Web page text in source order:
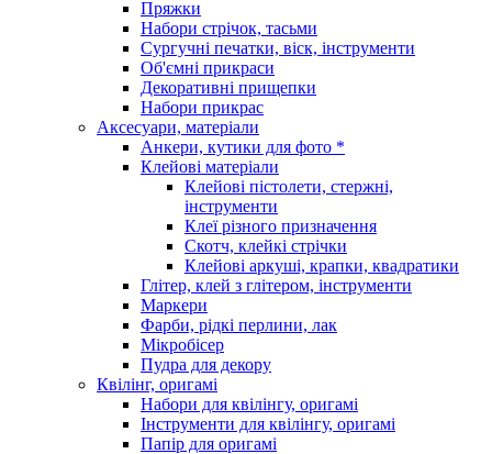
Пряжки
Набори стрічок, тасьми
Сургучні печатки, віск, інструменти
Об'ємні прикраси
Декоративні прищепки
Набори прикрас
Аксесуари, матеріали
Анкери, кутики для фото *
Клейові матеріали
Клейові пістолети, стержні,
інструменти
Клеї різного призначення
Скотч, клейкі стрічки
Клейові аркуші, крапки, квадратики
Глітер, клей з глітером, інструменти
Маркери
Фарби, рідкі перлини, лак
Мікробісер
Пудра для декору
Квілінг, оригамі
Набори для квілінгу, оригамі
Інструменти для квілінгу, оригамі
Папір для оригамі